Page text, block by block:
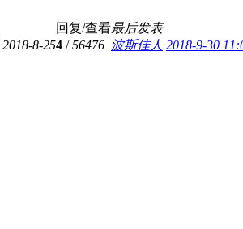
索
回复/查看最后发表
2018-8-254 /56476 波斯佳人 2018-9-30